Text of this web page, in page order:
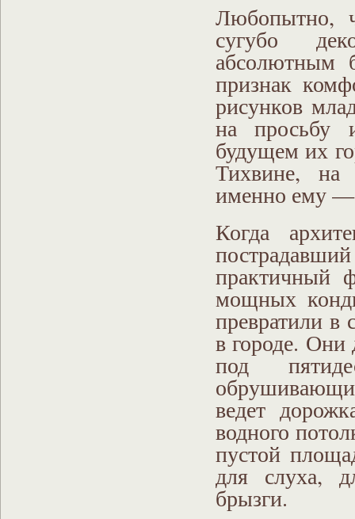
Любопытно,
сугубо
абсолютным
признак
рисунков
на просьбу
будущем их
Тихвине, на
именно ему
Когда
практичный
мощных
превратили в
в городе.
под
ведет
водного
пустой
для слуха,
брызги.